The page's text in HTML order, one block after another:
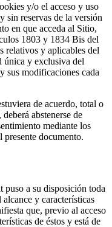
y/o el acceso y uso
sin reservas de la versión
en que acceda al Sitio,
1803 y 1834 Bis del
relativos y aplicables del
única y exclusiva del
sus modificaciones cada
de acuerdo, total o
abstenerse de
mediante los
presente documento.
a su disposición toda
y características
que, previo al acceso
de éstos y está de